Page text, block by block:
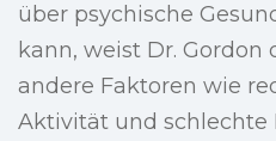
über psychische
kann, weist Dr. Gordon
andere Faktoren wie
Aktivität und schlechte